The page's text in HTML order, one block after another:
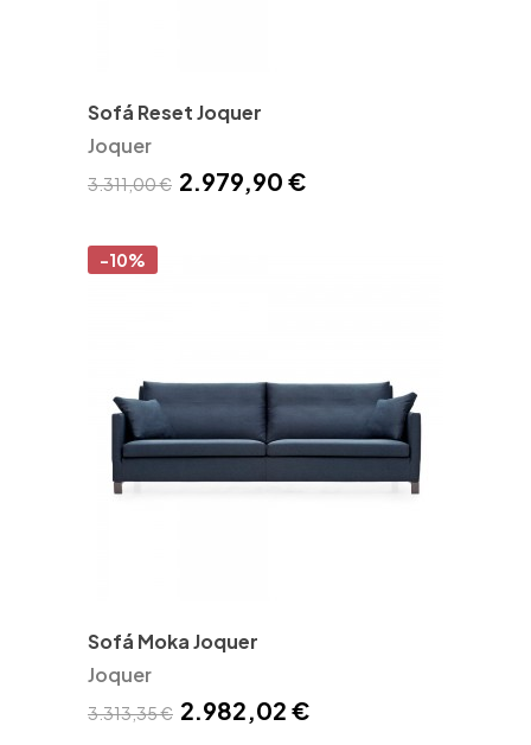
Sofá Reset Joquer
Joquer
3.311,00 € 2.979,90 €
-10%
Sofá Moka Joquer
Joquer
3.313,35 € 2.982,02 €